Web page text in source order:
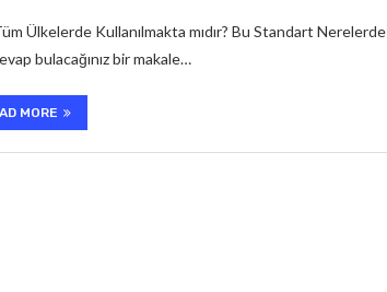
Ülkelerde Kullanılmakta mıdır? Bu Standart Nerelerde
bulacağınız bir makale…
MORE